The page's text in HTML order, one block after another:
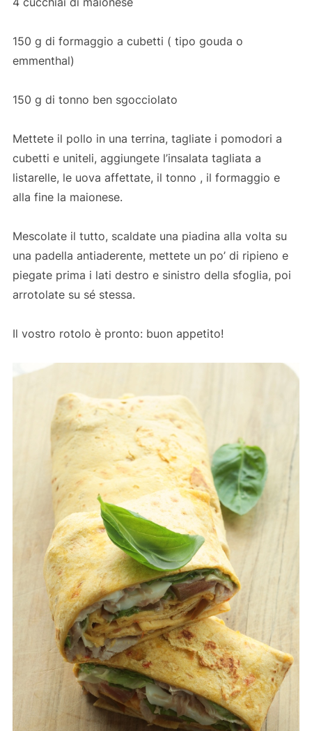
150 g di formaggio a cubetti ( tipo gouda o
emmenthal)
150 g di tonno ben sgocciolato
Mettete il pollo in una terrina, tagliate i pomodori a
cubetti e uniteli, aggiungete l’insalata tagliata a
listarelle, le uova affettate, il tonno , il formaggio e
alla fine la maionese.
Mescolate il tutto, scaldate una piadina alla volta su
una padella antiaderente, mettete un po’ di ripieno e
piegate prima i lati destro e sinistro della sfoglia, poi
arrotolate su sé stessa.
Il vostro rotolo è pronto: buon appetito!